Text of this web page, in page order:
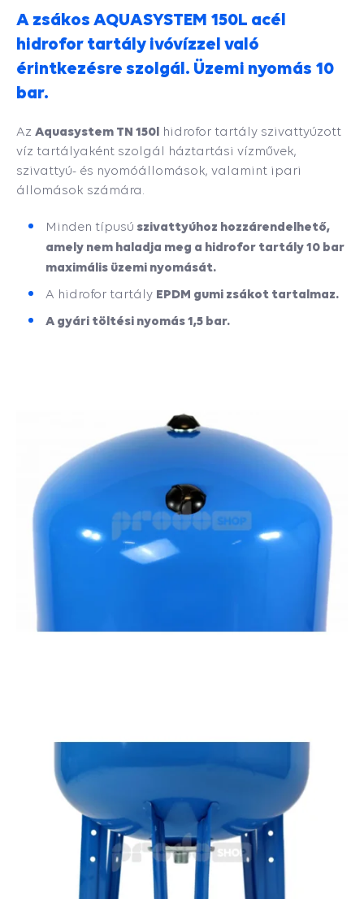
A zsákos AQUASYSTEM 150L acél
hidrofor tartály ivóvízzel való
érintkezésre szolgál. Üzemi nyomás 10
bar.
Az Aquasystem TN 150l hidrofor tartály szivattyúzott
víz tartályaként szolgál háztartási vízművek,
szivattyú- és nyomóállomások, valamint ipari
állomások számára.
Minden típusú szivattyúhoz hozzárendelhető,
amely nem haladja meg a hidrofor tartály 10 bar
maximális üzemi nyomását.
A hidrofor tartály EPDM gumi zsákot tartalmaz.
A gyári töltési nyomás 1,5 bar.